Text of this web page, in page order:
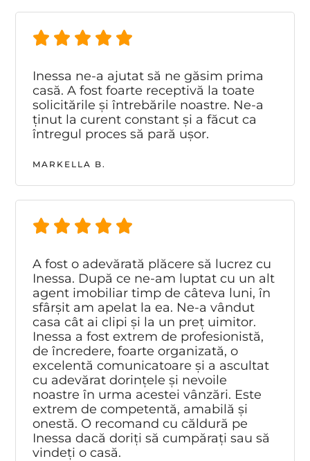
Inessa ne-a ajutat să ne găsim prima
casă. A fost foarte receptivă la toate
solicitările și întrebările noastre. Ne-a
ținut la curent constant și a făcut ca
întregul proces să pară ușor.
MARKELLA B.
A fost o adevărată plăcere să lucrez cu
Inessa. După ce ne-am luptat cu un alt
agent imobiliar timp de câteva luni, în
sfârșit am apelat la ea. Ne-a vândut
casa cât ai clipi și la un preț uimitor.
Inessa a fost extrem de profesionistă,
de încredere, foarte organizată, o
excelentă comunicatoare și a ascultat
cu adevărat dorințele și nevoile
noastre în urma acestei vânzări. Este
extrem de competentă, amabilă și
onestă. O recomand cu căldură pe
Inessa dacă doriți să cumpărați sau să
vindeți o casă.